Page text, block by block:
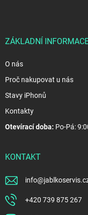
ZÁKLADNÍ
O nás
Proč nakupovat u nás
Stavy iPhonů
Kontakty
Otevírací doba: Po-Pá:
KONTAKT
info@
+420 739 875 267